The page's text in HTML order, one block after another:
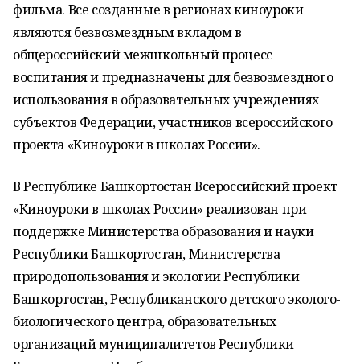
фильма. Все созданные в регионах киноуроки
являются безвозмездным вкладом в
общероссийский межшкольный процесс
воспитания и предназначены для безвозмездного
использования в образовательных учреждениях
субъектов Федерации, участников всероссийского
проекта «Киноуроки в школах России».
В Республике Башкортостан Всероссийский проект
«Киноуроки в школах России» реализован при
поддержке Министерства образования и науки
Республики Башкортостан, Министерства
природопользования и экологии Республики
Башкортостан, Республиканского детского эколого-
биологического центра, образовательных
организаций муниципалитетов Республики